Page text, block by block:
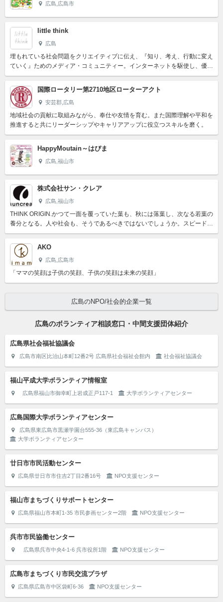
広島,広島市
little think
広島
埋もれている社会問題をクリエイティブに伝え、『知り、考え、行動に変え
ていく』ためのメディア・コミュニティー。インターネットを駆使し、優し
い世界を実現する。
国際ロータリー第2710地区ローターアクト
安芸郡,広島
地域社会の貢献に取組みながら、奉仕や友情を育む。また国際理解や平和を
推進すると共にリーダーシップやキャリアアップに役立つスキルを磨く。
HappyMoutain～はぴま
広島,福山市
株式会社サン・クレア
広島,福山市
THINK ORIGIN.かつて一面を覆っていた葉も、秋には落葉し、次なる若葉の
養分となる。人や社会も、そうであるべきではないでしょうか。スピードや
効率や最大化ばかりを追い求め、限られた人だけが...
AKO
広島,広島市
「ママの笑顔は子供の笑顔、子供の笑顔は未来の笑顔」
広島のNPO/社会的企業一覧
広島のボランティア相談窓口・中間支援団体紹介
広島県社会福祉協議会
広島市南区比治山本町12番2号 広島県社会福祉会館内 社会福祉協議会
福山平成大学ボランティア情報室
広島県福山市御幸町上岩成正戸117-1 大学ボランティアセンター
広島国際大学ボランティアセンター
広島県東広島市黒瀬学園台555-36（東広島キャンパス）
大学ボランティアセンター
廿日市市民活動センター
広島県廿日市市住吉2丁目2番16号 NPO支援センター
福山市まちづくりサポートセンター
広島県福山市本町1-35 市民参画センター2階 NPO支援センター
呉市市民協働センター
広島県呉市中央4-1-6 呉市役所1階 NPO支援センター
広島市まちづくり市民交流プラザ
広島県広島市中区袋町6-36 NPO支援センター